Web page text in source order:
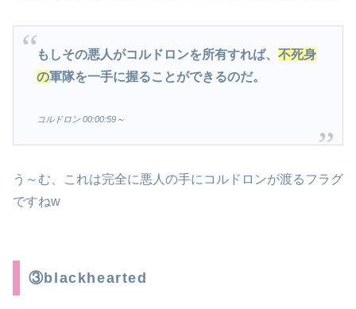
もしその悪人がコルドロンを所有すれば、 不死身
の軍隊を一手に握ることができるのだ。
コルドロン 00:00:59～
う～む、これは完全に悪人の手にコルドロンが渡るフラグ
ですねw
③blackhearted